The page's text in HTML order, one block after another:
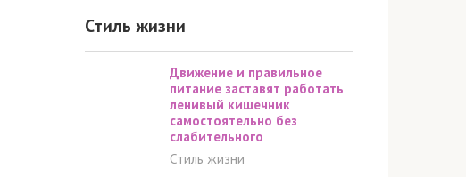
Стиль жизни
Движение и правильное
питание заставят работать
ленивый кишечник
самостоятельно без
слабительного
Стиль жизни